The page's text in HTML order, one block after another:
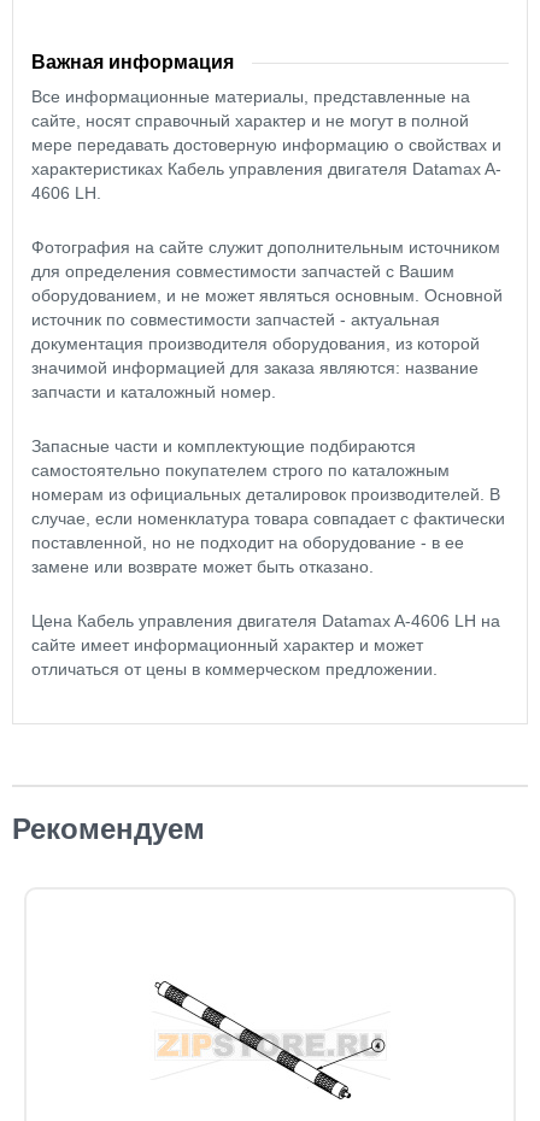
Важная информация
Все информационные материалы, представленные на
сайте, носят справочный характер и не могут в полной
мере передавать достоверную информацию о свойствах и
характеристиках Кабель управления двигателя Datamax A-
4606 LH.
Фотография на сайте служит дополнительным источником
для определения совместимости запчастей с Вашим
оборудованием, и не может являться основным. Основной
источник по совместимости запчастей - актуальная
документация производителя оборудования, из которой
значимой информацией для заказа являются: название
запчасти и каталожный номер.
Запасные части и комплектующие подбираются
самостоятельно покупателем строго по каталожным
номерам из официальных деталировок производителей. В
случае, если номенклатура товара совпадает с фактически
поставленной, но не подходит на оборудование - в ее
замене или возврате может быть отказано.
Цена Кабель управления двигателя Datamax A-4606 LH на
сайте имеет информационный характер и может
отличаться от цены в коммерческом предложении.
Рекомендуем